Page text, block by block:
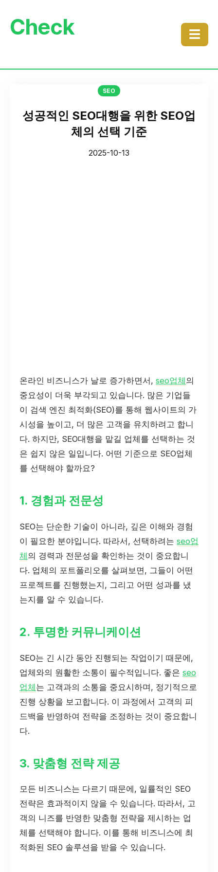
Check ☰
SEO
성공적인 SEO대행을 위한 SEO업
체의 선택 기준
2025-10-13
온라인 비즈니스가 날로 증가하면서, seo업체 의
중요성이 더욱 부각되고 있습니다. 많은 기업들
이 검색 엔진 최적화(SEO)를 통해 웹사이트의 가
시성을 높이고, 더 많은 고객을 유치하려고 합니
다. 하지만, SEO대행을 맡길 업체를 선택하는 것
은 쉽지 않은 일입니다. 어떤 기준으로 SEO업체
를 선택해야 할까요?
1. 경험과 전문성
SEO는 단순한 기술이 아니라, 깊은 이해와 경험
이 필요한 분야입니다. 따라서, 선택하려는 seo업
체의 경력과 전문성을 확인하는 것이 중요합니
다. 업체의 포트폴리오를 살펴보면, 그들이 어떤
프로젝트를 진행했는지, 그리고 어떤 성과를 냈
는지를 알 수 있습니다.
2. 투명한 커뮤니케이션
SEO는 긴 시간 동안 진행되는 작업이기 때문에,
업체와의 원활한 소통이 필수적입니다. 좋은 seo
업체는 고객과의 소통을 중요시하며, 정기적으로
진행 상황을 보고합니다. 이 과정에서 고객의 피
드백을 반영하여 전략을 조정하는 것이 중요합니
다.
3. 맞춤형 전략 제공
모든 비즈니스는 다르기 때문에, 일률적인 SEO
전략은 효과적이지 않을 수 있습니다. 따라서, 고
객의 니즈를 반영한 맞춤형 전략을 제시하는 업
체를 선택해야 합니다. 이를 통해 비즈니스에 최
적화된 SEO 솔루션을 받을 수 있습니다.